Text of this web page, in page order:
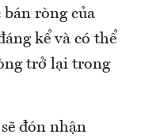
bán ròng của
kể và có thể
trở lại trong
đón nhận